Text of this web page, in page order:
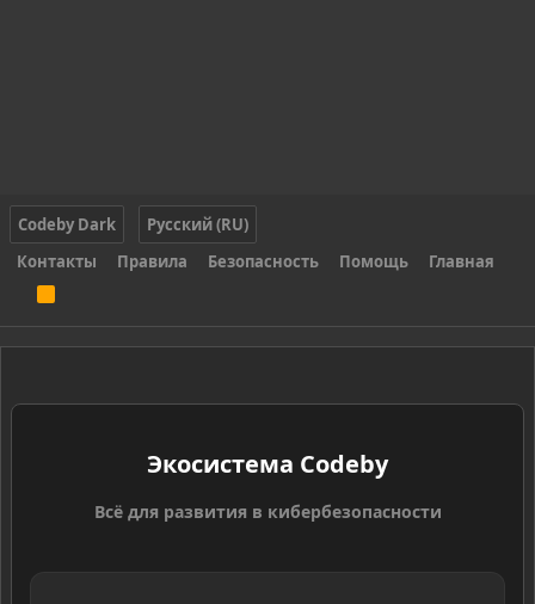
Codeby Dark
Русский (RU)
Контакты
Правила Безопасность Помощь Главная
S
Экосистема Codeby
Всё для развития в кибербезопасности